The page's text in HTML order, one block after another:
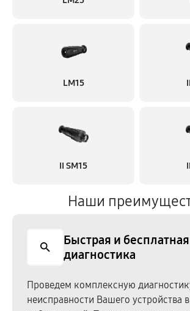
LM15
II SM15
Наши
Быстрая и бесплатная
диагностика
Проведем комплексную
неисправности Вашего устройства